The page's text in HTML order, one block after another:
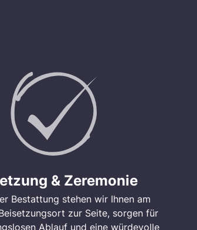
& Zeremonie
Bestattung stehen wir Ihnen am
zur Seite, sorgen für
Ablauf und eine würdevolle